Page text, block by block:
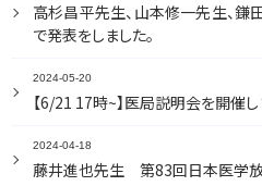
研究・研修報告
入局案内
教室員の声
サイトマップ
お問い合わせ
高杉昌平先生、山本修一先生、
で発表をしました。
2024-05-20
【6/21 17時~】医局説明会を開催し
2024-04-18
藤井進也先生 第83回日本医学